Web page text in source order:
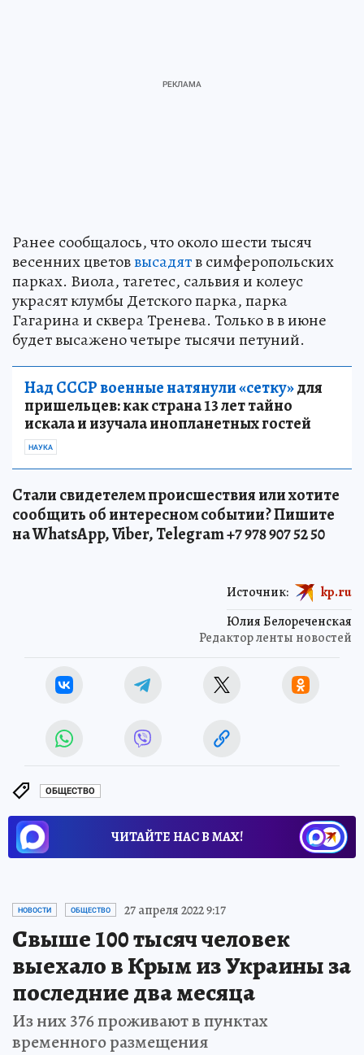
Ранее сообщалось, что около шести тысяч
весенних цветоввысадятв симферопольских
парках. Виола, тагетес, сальвия и колеус
украсят клумбы Детского парка, парка
Гагарина и сквера Тренева. Только в в июне
будет высажено четыре тысячи петуний.
Над СССР военные натянули «сетку»для
пришельцев: как страна 13 лет тайно
искала и изучала инопланетных гостей
НАУКА
Стали свидетелем происшествия или хотите
сообщить об интересном событии? Пишите
на WhatsApp, Viber, Telegram +7 978 907 52 50
Юлия Белореченская
Редактор ленты новостей
Источник: kp.ru
ОБЩЕСТВО
ЧИТАЙТЕ НАС В МАХ!
НОВОСТИ ОБЩЕСТВО 27 апреля 2022 9:17
Свыше 100 тысяч человек
выехало в Крым из Украины за
последние два месяца
Из них 376 проживают в пунктах
временного размещения